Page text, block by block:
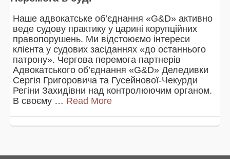
Наше адвокатське об’єднання «G&D» активно
веде судову практику у царині корупційних
правопорушень. Ми відстоюємо інтереси
клієнта у судових засіданнях «до останнього
патрону». Чергова перемога партнерів
Адвокатського об’єднання «G&D» Деледивки
Сергія Григоровича та Гусейнової-Чекурди
Регіни Захидівни над контролюючим органом.
В своєму … Read More